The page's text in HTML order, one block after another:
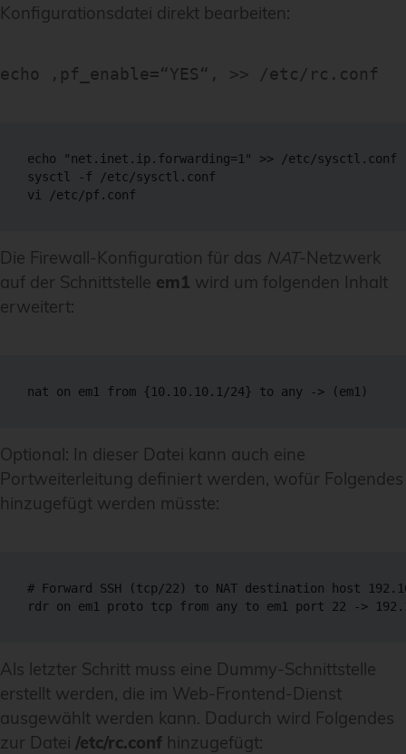
Konfigurationsdatei direkt bearbeiten:
echo ‚pf_enable=“YES“‚ >> /etc/rc.conf
echo "net.inet.ip.forwarding=1" >> /etc/sysctl.conf
sysctl -f /etc/sysctl.conf
vi /etc/pf.conf
Die Firewall-Konfiguration für das NAT-Netzwerk
auf der Schnittstelle em1 wird um folgenden Inhalt
erweitert:
Optional: In dieser Datei kann auch eine
Portweiterleitung definiert werden, wofür Folgendes
hinzugefügt werden müsste:
# Forward SSH (tcp/22) to NAT destination host
Als letzter Schritt muss eine Dummy-Schnittstelle
erstellt werden, die im Web-Frontend-Dienst
ausgewählt werden kann. Dadurch wird Folgendes
zur Datei /etc/rc.conf hinzugefügt: